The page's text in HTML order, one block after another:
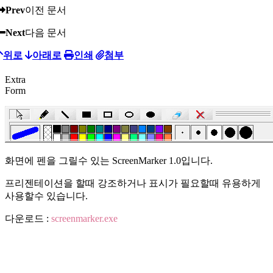
Prev이전 문서
Next다음 문서
위로 아래로 인쇄 첨부
Extra
Form
화면에 펜을 그릴수 있는 ScreenMarker 1.0입니다.
프리젠테이션을 할때 강조하거나 표시가 필요할때 유용하게
사용할수 있습니다.
다운로드 : screenmarker.exe